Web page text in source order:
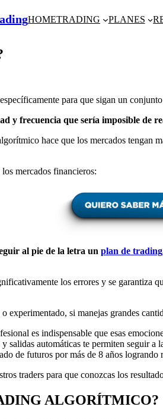
HOMETRADING PLANES
para que sigan un
y frecuencia que sería imposible de
hace que los mercados tengan
mercados financieros:
al pie de la letra un plan de trading
los errores y se
experimentado, si manejas grandes
es indispensable que esas
y salidas automáticas te permiten seguir a
de futuros por más de 8 años logrando
traders para que conozcas los
ALGORÍTMICO?